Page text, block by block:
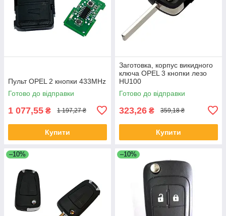
Пульт OPEL 2 кнопки 433MHz
Готово до відправки
1 077,55 ₴ 1 197,27 ₴
Купити
Заготовка, корпус викидного
ключа OPEL 3 кнопки лезо
HU100
Готово до відправки
323,26 ₴ 359,18 ₴
Купити
–10% –10%